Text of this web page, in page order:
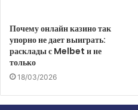
Почему онлайн казино так
упорно не дает выиграть:
расклады с Melbet и не
только
18/03/2026